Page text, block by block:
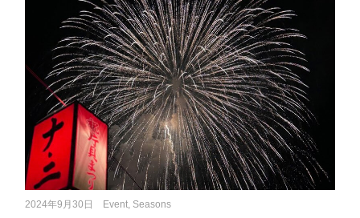
2024年9月30日 Event, Seasons